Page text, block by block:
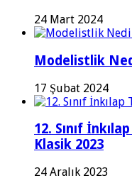
24 Mart 2024
Modelistlik
17 Şubat 2024
12. Sınıf
Klasik 2023
24 Aralık 2023